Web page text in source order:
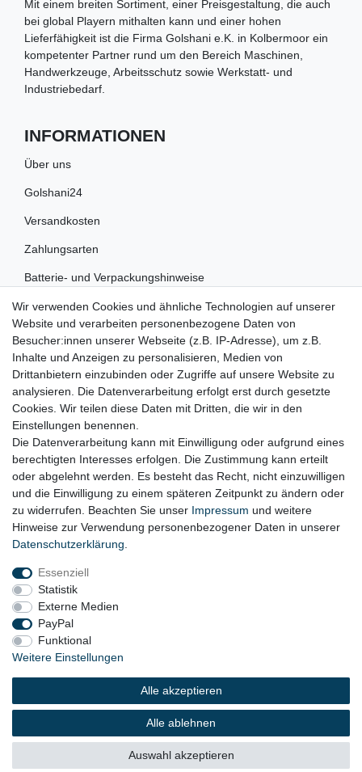
Mit einem breiten Sortiment, einer Preisgestaltung, die auch
bei global Playern mithalten kann und einer hohen
Lieferfähigkeit ist die Firma Golshani e.K. in Kolbermoor ein
kompetenter Partner rund um den Bereich Maschinen,
Handwerkzeuge, Arbeitsschutz sowie Werkstatt- und
Industriebedarf.
INFORMATIONEN
Über uns
Golshani24
Versandkosten
Zahlungsarten
Batterie- und Verpackungshinweise
RECHTLICHES
Impressum
Datenschutz
Widerrufsrecht
AGB
Widerrufsformular
KONTAKT
Tel.: 08031-23444-0
info@werkzeugfundgrube.de
© 2023 Copyright:Werkzeugfundgrube.de - Marco
Golshani e.K.
Wir verwenden Cookies und ähnliche Technologien auf unserer
Website und verarbeiten personenbezogene Daten von
Besucher:innen unserer Webseite (z.B. IP-Adresse), um z.B.
Inhalte und Anzeigen zu personalisieren, Medien von
Drittanbietern einzubinden oder Zugriffe auf unsere Website zu
analysieren. Die Datenverarbeitung erfolgt erst durch gesetzte
Cookies. Wir teilen diese Daten mit Dritten, die wir in den
Einstellungen benennen.
Die Datenverarbeitung kann mit Einwilligung oder aufgrund eines
berechtigten Interesses erfolgen. Die Zustimmung kann erteilt
oder abgelehnt werden. Es besteht das Recht, nicht einzuwilligen
und die Einwilligung zu einem späteren Zeitpunkt zu ändern oder
zu widerrufen. Beachten Sie unser Impressum und weitere
Hinweise zur Verwendung personenbezogener Daten in unserer
Daten­schutz­erklärung
Essenziell
Statistik
Externe Medien
PayPal
Funktional
Weitere Einstellungen
Alle akzeptieren
Alle ablehnen
Auswahl akzeptieren